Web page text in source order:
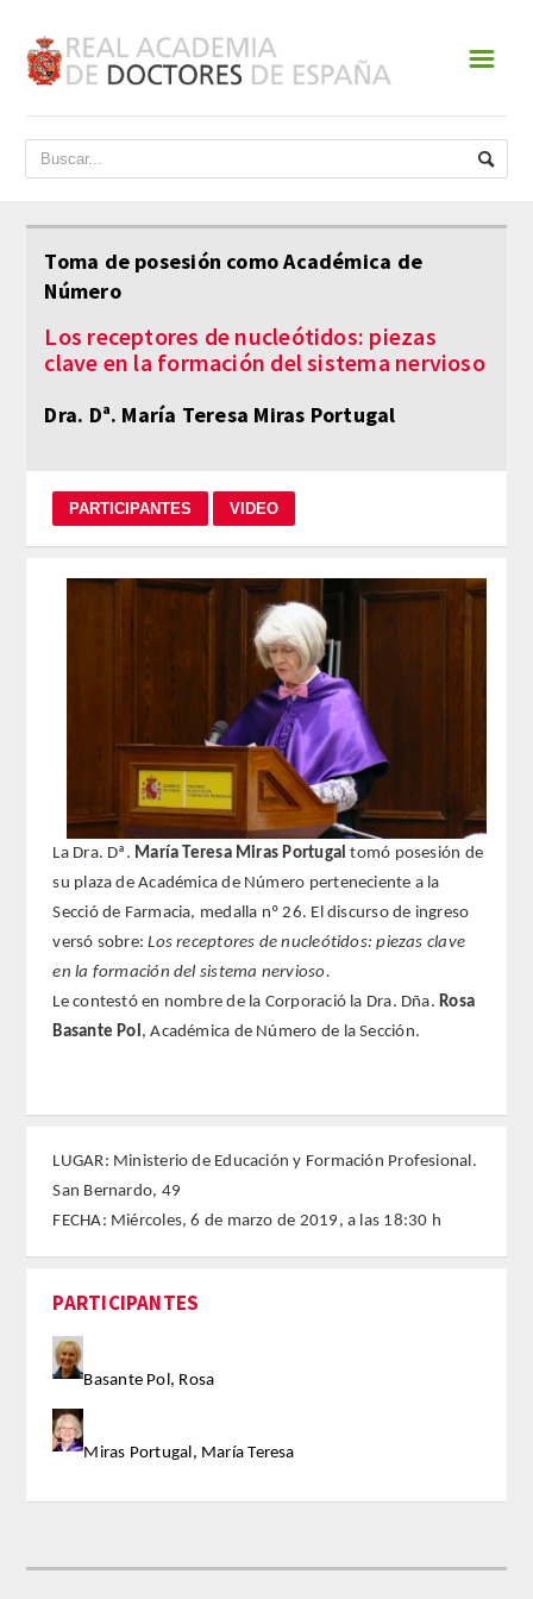
ACADEMIA
DATOS HISTÓRICOS
HISTORIA
PRESIDENTES
JUNTA DE GOBIERNO
ESTATUTOS
REGLAMENTO
TEOLOGÍA
HUMANIDADES
DERECHO
MEDICINA
FARMACIA
CIENCIAS POLíTICAS Y DE LA ECONOMíA
ARQUITECTURA Y BELLAS ARTES
VETERINARIA
NUMERO
☰
Toma de posesión como Académica de
Número
Los receptores de nucleótidos: piezas
clave en la formación del sistema nervioso
Dra. Dª. María Teresa Miras Portugal
La Dra. Dª. María Teresa Miras Portugal tomó posesión de
su plaza de Académica de Número perteneciente a la
Secció de Farmacia, medalla nº 26. El discurso de ingreso
versó sobre:Los receptores de nucleótidos: piezas clave
en la formación del sistema nervioso.
Le contestó en nombre de la Corporació la Dra. Dña.Rosa
Basante Pol, Académica de Número de la Sección.
LUGAR: Ministerio de Educación y Formación Profesional.
San Bernardo, 49
FECHA: Miércoles, 6 de marzo de 2019, a las 18:30 h
PARTICIPANTES
Basante Pol, Rosa
Miras Portugal, María Teresa